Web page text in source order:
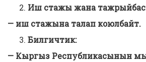
Иш стажы жана
— иш стажына талап коюлбайт.
Билгичтик:
— Кыргыз Республикасынын